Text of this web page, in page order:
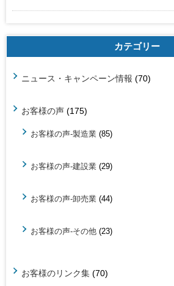
カテゴリー
ニュース・キャンペーン情報 (70)
お客様の声 (175)
お客様の声-製造業 (85)
お客様の声-建設業 (29)
お客様の声-卸売業 (44)
お客様の声-その他 (23)
お客様のリンク集 (70)